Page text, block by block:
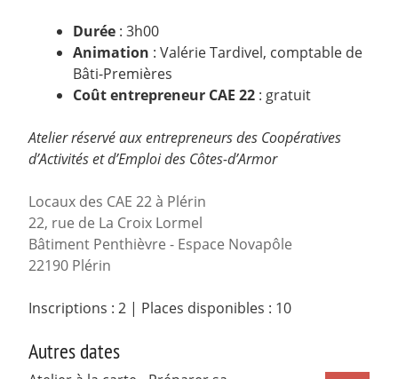
Durée : 3h00
Animation : Valérie Tardivel, comptable de
Bâti-Premières
Coût entrepreneur CAE 22 : gratuit
Atelier réservé aux entrepreneurs des Coopératives
d’Activités et d’Emploi des Côtes-d’Armor
Locaux des CAE 22 à Plérin
22, rue de La Croix Lormel
Bâtiment Penthièvre - Espace Novapôle
22190 Plérin
Inscriptions : 2 | Places disponibles : 10
Autres dates